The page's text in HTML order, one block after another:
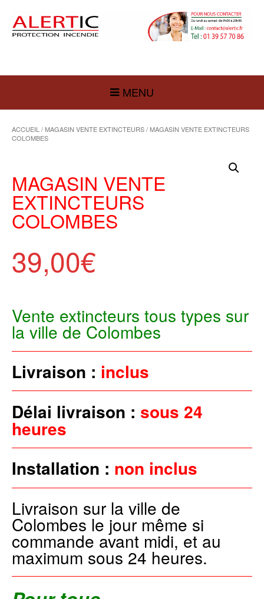
MENU
ACCUEIL/MAGASIN VENTE EXTINCTEURS/ MAGASIN VENTE EXTINCTEURS
COLOMBES
MAGASIN VENTE
EXTINCTEURS
COLOMBES
39,00€
Vente extincteurs tous types sur
la ville de Colombes
Livraison : inclus
Délai livraison : sous 24
heures
Installation : non inclus
Livraison sur la ville de
Colombes le jour même si
commande avant midi, et au
maximum sous 24 heures.